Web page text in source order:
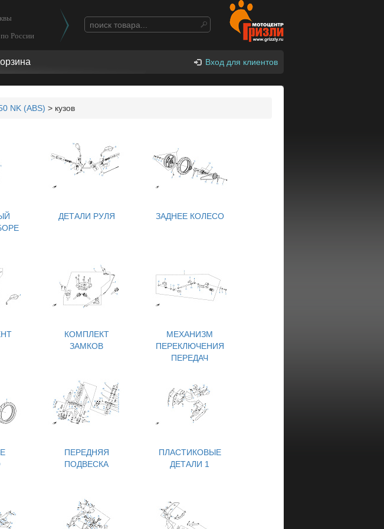
России
Вход для клиентов
NK (ABS) > кузов
ДЕТАЛИ РУЛЯ ЗАДНЕЕ КОЛЕСО
КОМПЛЕКТ
ЗАМКОВ
МЕХАНИЗМ
ПЕРЕКЛЮЧЕНИЯ
ПЕРЕДАЧ
ПЕРЕДНЯЯ
ПОДВЕСКА
ПЛАСТИКОВЫЕ
ДЕТАЛИ 1